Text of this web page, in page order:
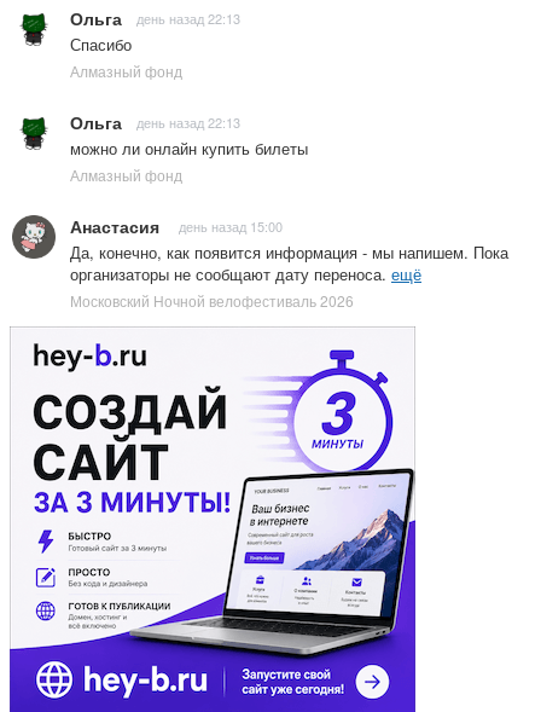
Ольга день назад 22:13
Спасибо
Алмазный фонд
Ольга день назад 22:13
можно ли онлайн купить билеты
Алмазный фонд
Анастасия день назад 15:00
Да, конечно, как появится информация - мы напишем. Пока
организаторы не сообщают дату переноса. ещё
Московский Ночной велофестиваль 2026